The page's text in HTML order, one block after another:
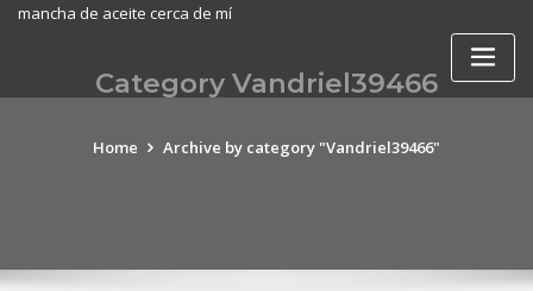
mancha de aceite cerca de mí
Category Vandriel39466
Home Archive by category "Vandriel39466"